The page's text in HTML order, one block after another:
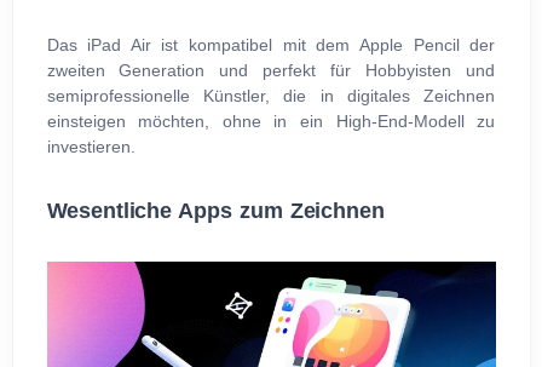
Das iPad Air ist kompatibel mit dem Apple Pencil der
zweiten Generation und perfekt für Hobbyisten und
semiprofessionelle Künstler, die in digitales Zeichnen
einsteigen möchten, ohne in ein High-End-Modell zu
investieren.
Wesentliche Apps zum Zeichnen